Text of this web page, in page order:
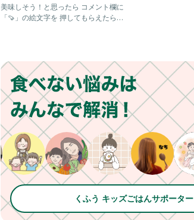
ども喜ぶレシピ🧑🏻‍🍳
美味しそう！と思ったら コメント欄に
「🍠」の絵文字を 押してもらえたら嬉
くふう キッズごはんサポーター